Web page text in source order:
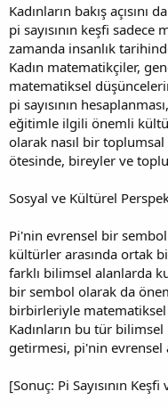
Kadınların bakış
pi sayısının keşfi
zamanda insanlık
Kadın matematikçiler,
matematiksel
pi sayısının
eğitimle ilgili önemli
olarak nasıl bir toplumsal
ötesinde, bireyler ve
Sosyal ve Kültürel
Pi'nin evrensel bir
kültürler arasında ortak
farklı bilimsel alanlarda
bir sembol olarak da
birbirleriyle matematiksel
Kadınların bu tür bilimsel
getirmesi, pi'nin evrensel
[Sonuç: Pi Sayısının